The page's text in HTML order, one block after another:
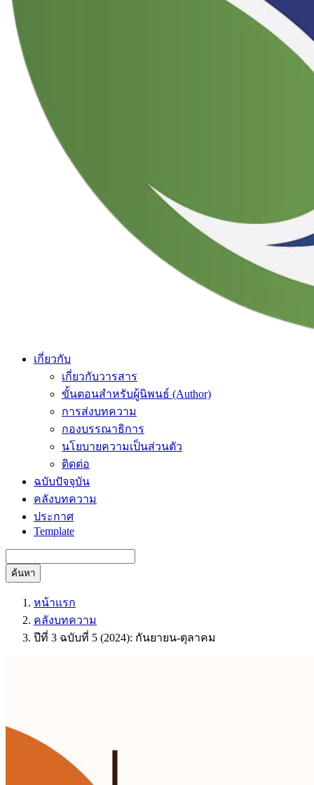
เกี่ยวกับ
เกี่ยวกับวารสาร
ขั้นตอนสำหรับผู้นิพนธ์ (Author)
การส่งบทความ
กองบรรณาธิการ
นโยบายความเป็นส่วนตัว
ติดต่อ
ฉบับปัจจุบัน
คลังบทความ
ประกาศ
Template
ค้นหา
หน้าแรก
คลังบทความ
ปีที่ 3 ฉบับที่ 5 (2024): กันยายน-ตุลาคม